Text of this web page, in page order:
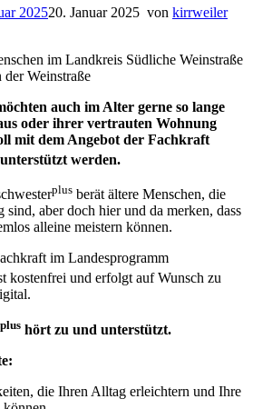
202520. Januar 2025 von kirrweiler
im Landkreis Südliche Weinstraße
der Weinstraße
auch im Alter gerne so lange
oder ihrer vertrauten Wohnung
mit dem Angebot der Fachkraft
unterstützt werden.
plus berät ältere Menschen, die
aber doch hier und da merken, dass
alleine meistern können.
im Landesprogramm
kostenfrei und erfolgt auf Wunsch zu
plus hört zu und unterstützt.
die Ihren Alltag erleichtern und Ihre